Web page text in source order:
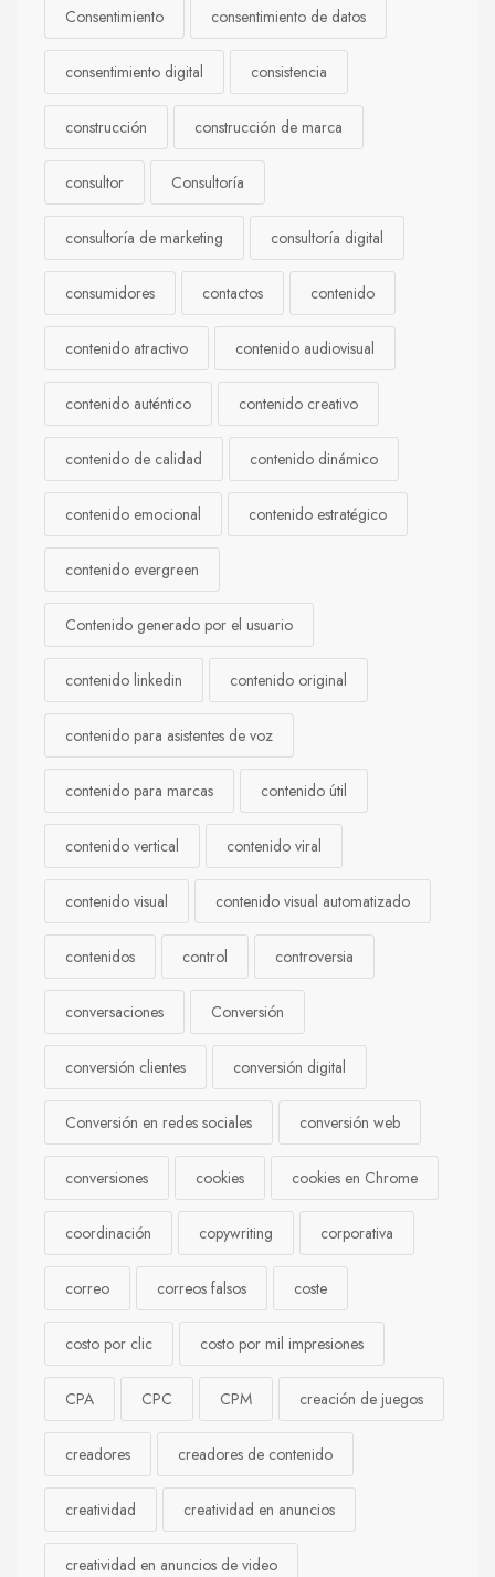
Consentimiento consentimiento de datos
consentimiento digital consistencia
construcción construcción de marca
consultor Consultoría
consultoría de marketing consultoría digital
consumidores contactos contenido
contenido atractivo contenido audiovisual
contenido auténtico contenido creativo
contenido de calidad contenido dinámico
contenido emocional contenido estratégico
contenido evergreen
Contenido generado por el usuario
contenido linkedin contenido original
contenido para asistentes de voz
contenido para marcas contenido útil
contenido vertical contenido viral
contenido visual contenido visual automatizado
contenidos control controversia
conversaciones Conversión
conversión clientes conversión digital
Conversión en redes sociales conversión web
conversiones cookies cookies en Chrome
coordinación copywriting corporativa
correo correos falsos coste
costo por clic costo por mil impresiones
CPA CPC CPM creación de juegos
creadores creadores de contenido
creatividad creatividad en anuncios
creatividad en anuncios de video